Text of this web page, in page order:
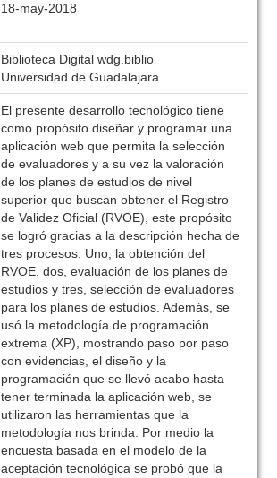
18-may-2018
Biblioteca Digital wdg.biblio
Universidad de Guadalajara
El presente desarrollo tecnológico tiene
como propósito diseñar y programar una
aplicación web que permita la selección
de evaluadores y a su vez la valoración
de los planes de estudios de nivel
superior que buscan obtener el Registro
de Validez Oficial (RVOE), este propósito
se logró gracias a la descripción hecha de
tres procesos. Uno, la obtención del
RVOE, dos, evaluación de los planes de
estudios y tres, selección de evaluadores
para los planes de estudios. Además, se
usó la metodología de programación
extrema (XP), mostrando paso por paso
con evidencias, el diseño y la
programación que se llevó acabo hasta
tener terminada la aplicación web, se
utilizaron las herramientas que la
metodología nos brinda. Por medio la
encuesta basada en el modelo de la
aceptación tecnológica se probó que la